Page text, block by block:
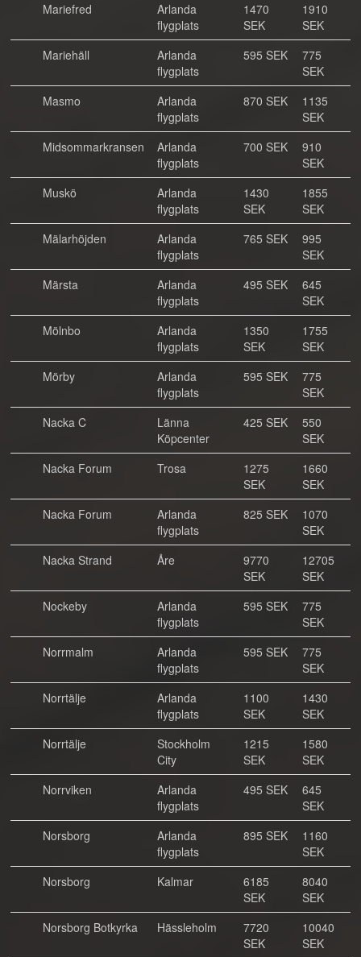
Mariefred
Arlanda
flygplats
1470
SEK
1910
SEK
Mariehäll
Arlanda
flygplats
595 SEK
775
SEK
Masmo
Arlanda
flygplats
870 SEK
1135
SEK
Midsommarkransen
Arlanda
flygplats
700 SEK
910
SEK
Muskö
Arlanda
flygplats
1430
SEK
1855
SEK
Mälarhöjden
Arlanda
flygplats
765 SEK
995
SEK
Märsta
Arlanda
flygplats
495 SEK
645
SEK
Mölnbo
Arlanda
flygplats
1350
SEK
1755
SEK
Mörby
Arlanda
flygplats
595 SEK
775
SEK
Nacka C
Länna
Köpcenter
425 SEK
550
SEK
Nacka Forum
Trosa
1275
SEK
1660
SEK
Nacka Forum
Arlanda
flygplats
825 SEK
1070
SEK
Nacka Strand
Åre
9770
SEK
12705
SEK
Nockeby
Arlanda
flygplats
595 SEK
775
SEK
Norrmalm
Arlanda
flygplats
595 SEK
775
SEK
Norrtälje
Arlanda
flygplats
1100
SEK
1430
SEK
Norrtälje
Stockholm
City
1215
SEK
1580
SEK
Norrviken
Arlanda
flygplats
495 SEK
645
SEK
Norsborg
Arlanda
flygplats
895 SEK
1160
SEK
Norsborg
Kalmar
6185
SEK
8040
SEK
Norsborg Botkyrka
Hässleholm
7720
SEK
10040
SEK